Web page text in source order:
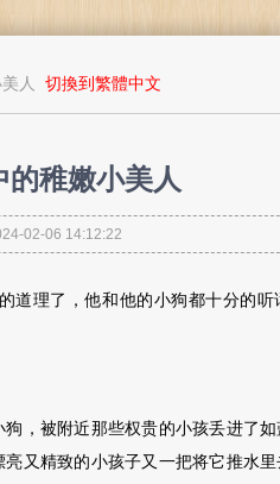
人 切換到繁體中文
稚嫩小美人
02-06 14:12:22
理了，他和他的小狗都十分的听
被附近那些权贵的小孩丢进了如
又精致的小孩子又一把将它推水